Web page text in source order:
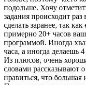
подольше. Хочу
задания происходит
сделать заранее, так
примерно 20+ часов
программой. Иногда
часа, а иногда делаешь
Из плюсов, очень
словами рассказывают
нравиться, что